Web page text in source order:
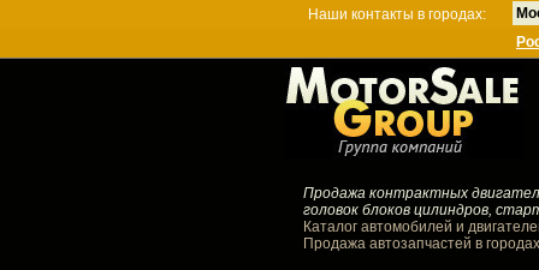
Наши контакты в городах:
Продажа контрактных
головок блоков цилиндров,
Каталог автомобилей и
Продажа автозапчастей в